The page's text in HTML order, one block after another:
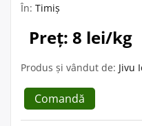
În: Timiș
Preț: 8 lei/kg
Produs și vândut de: Jivu
Comandă